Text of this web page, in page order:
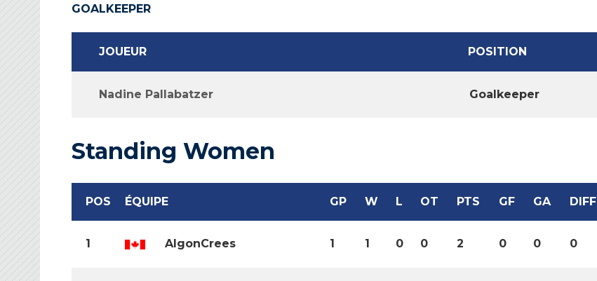
GOALKEEPER
JOUEUR POSITION
Nadine Pallabatzer Goalkeeper
Standing Women
POS ÉQUIPE GP W L OT PTS GF GA DIFF
1 AlgonCrees 1 1 0 0 2 0 0 0